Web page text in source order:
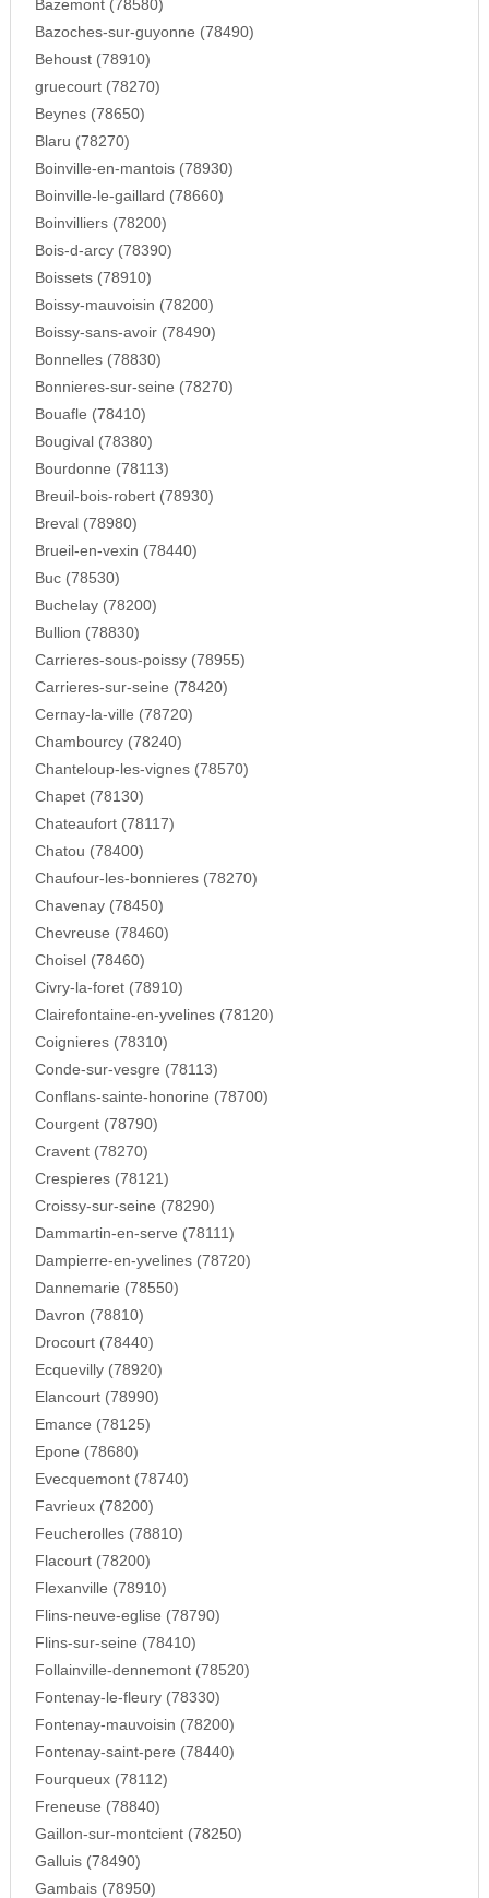
Bazemont (78580)
Bazoches-sur-guyonne (78490)
Behoust (78910)
gruecourt (78270)
Beynes (78650)
Blaru (78270)
Boinville-en-mantois (78930)
Boinville-le-gaillard (78660)
Boinvilliers (78200)
Bois-d-arcy (78390)
Boissets (78910)
Boissy-mauvoisin (78200)
Boissy-sans-avoir (78490)
Bonnelles (78830)
Bonnieres-sur-seine (78270)
Bouafle (78410)
Bougival (78380)
Bourdonne (78113)
Breuil-bois-robert (78930)
Breval (78980)
Brueil-en-vexin (78440)
Buc (78530)
Buchelay (78200)
Bullion (78830)
Carrieres-sous-poissy (78955)
Carrieres-sur-seine (78420)
Cernay-la-ville (78720)
Chambourcy (78240)
Chanteloup-les-vignes (78570)
Chapet (78130)
Chateaufort (78117)
Chatou (78400)
Chaufour-les-bonnieres (78270)
Chavenay (78450)
Chevreuse (78460)
Choisel (78460)
Civry-la-foret (78910)
Clairefontaine-en-yvelines (78120)
Coignieres (78310)
Conde-sur-vesgre (78113)
Conflans-sainte-honorine (78700)
Courgent (78790)
Cravent (78270)
Crespieres (78121)
Croissy-sur-seine (78290)
Dammartin-en-serve (78111)
Dampierre-en-yvelines (78720)
Dannemarie (78550)
Davron (78810)
Drocourt (78440)
Ecquevilly (78920)
Elancourt (78990)
Emance (78125)
Epone (78680)
Evecquemont (78740)
Favrieux (78200)
Feucherolles (78810)
Flacourt (78200)
Flexanville (78910)
Flins-neuve-eglise (78790)
Flins-sur-seine (78410)
Follainville-dennemont (78520)
Fontenay-le-fleury (78330)
Fontenay-mauvoisin (78200)
Fontenay-saint-pere (78440)
Fourqueux (78112)
Freneuse (78840)
Gaillon-sur-montcient (78250)
Galluis (78490)
Gambais (78950)